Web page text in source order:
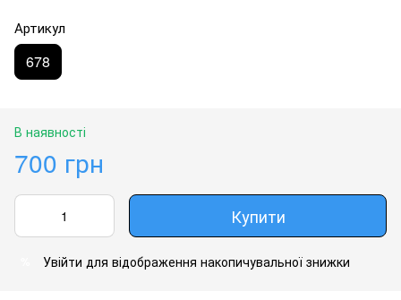
Артикул
678
В наявності
700 грн
Купити
Увійти для відображення накопичувальної знижки